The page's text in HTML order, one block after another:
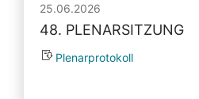
25.06.2026
48. PLENARSITZUNG
Plenarprotokoll